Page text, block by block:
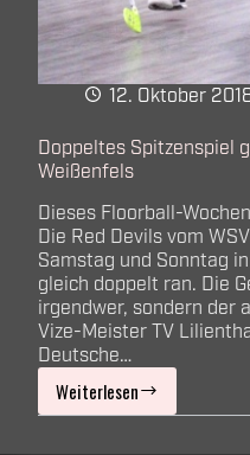
12. Oktober
Doppeltes Spitzenspiel
Weißenfels
Dieses Floorball-
Die Red Devils vom
Samstag und Sonntag
gleich doppelt ran. Die
irgendwer, sondern der
Vize-Meister TV
Deutsche…
Weiterlesen
Doppeltes